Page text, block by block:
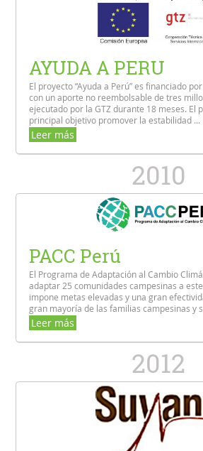
AYUDA A PERU
El proyecto “Ayuda a Perú” es financiado
con un aporte no reembolsable de tres
ejecutado por la GTZ durante 18 meses. El
principal objetivo promover la estabilidad ...
Leer más
2010
PACC Perú
El Programa de Adaptación al Cambio
adaptar 25 comunidades campesinas a
impone metas elevadas y una gran
gran mayoría de las familias campesinas y
Leer más
2012